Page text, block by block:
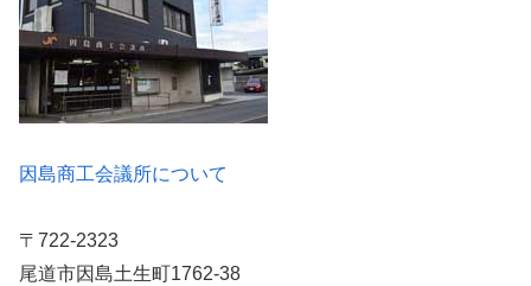
因島商工会議所について
〒722-2323
尾道市因島土生町1762-38